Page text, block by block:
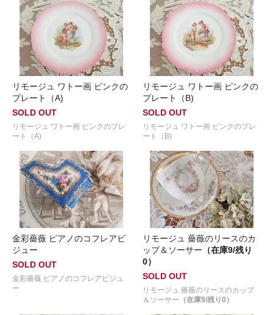
リモージュ ワトー画 ピンクの
プレート（A)
SOLD OUT
リモージュ ワトー画 ピンクのプレ
ート（A)
リモージュ ワトー画 ピンクの
プレート（B)
SOLD OUT
リモージュ ワトー画 ピンクのプレ
ート（B)
金彩薔薇 ピアノのコフレアビ
ジュー
SOLD OUT
金彩薔薇 ピアノのコフレアビジュ
ー
リモージュ 薔薇のリースのカ
ップ＆ソーサー （在庫9/残り
0）
SOLD OUT
リモージュ 薔薇のリースのカップ
＆ソーサー （在庫9/残り0）